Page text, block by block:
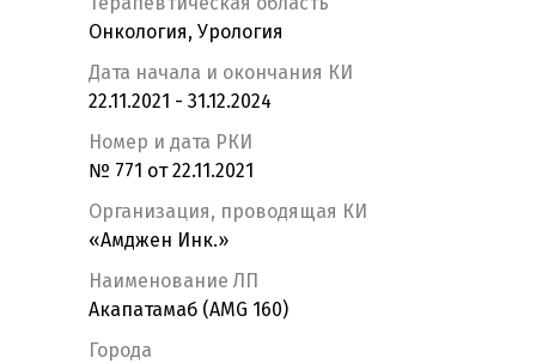
Онкология, Урология
Дата начала и окончания КИ
22.11.2021 - 31.12.2024
Номер и дата РКИ
№ 771 от 22.11.2021
Организация, проводящая КИ
«Амджен Инк.»
Наименование ЛП
Акапатамаб (AMG 160)
Города